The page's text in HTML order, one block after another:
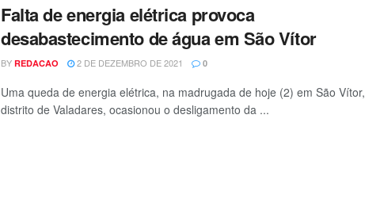
Falta de energia elétrica provoca
desabastecimento de água em São Vítor
BY REDACAO 2 DE DEZEMBRO DE 2021 0
Uma queda de energia elétrica, na madrugada de hoje (2) em São Vítor,
distrito de Valadares, ocasionou o desligamento da ...